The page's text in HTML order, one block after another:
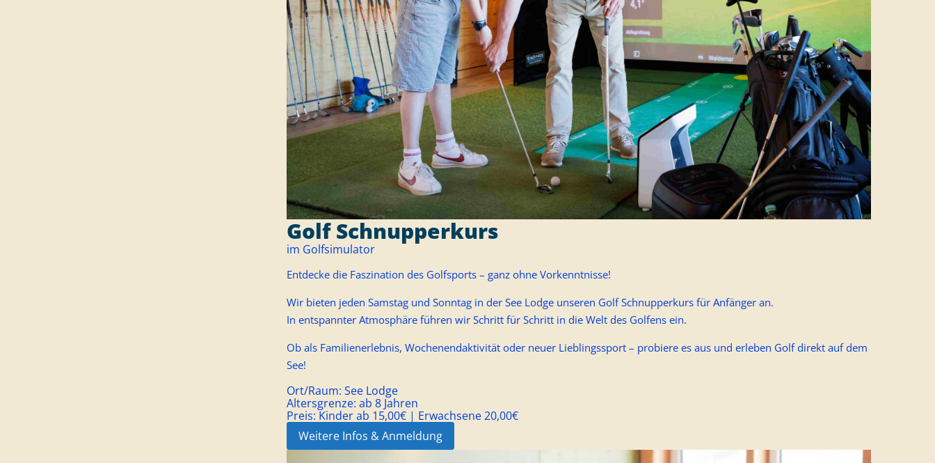
Golf Schnupperkurs
im Golfsimulator
Entdecke die Faszination des Golfsports – ganz ohne Vorkenntnisse!
Wir bieten jeden Samstag und Sonntag in der See Lodge unseren Golf Schnupperkurs für Anfänger an.
In entspannter Atmosphäre führen wir Schritt für Schritt in die Welt des Golfens ein.
Ob als Familienerlebnis, Wochenendaktivität oder neuer Lieblingssport – probiere es aus und erleben Golf direkt auf dem
See!
Ort/Raum: See Lodge
Altersgrenze: ab 8 Jahren
Preis: Kinder ab 15,00€ | Erwachsene 20,00€
Weitere Infos & Anmeldung